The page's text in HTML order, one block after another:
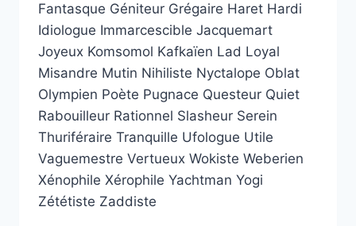
Fantasque Géniteur Grégaire Haret Hardi
Idiologue Immarcescible Jacquemart
Joyeux Komsomol Kafkaïen Lad Loyal
Misandre Mutin Nihiliste Nyctalope Oblat
Olympien Poète Pugnace Questeur Quiet
Rabouilleur Rationnel Slasheur Serein
Thuriféraire Tranquille Ufologue Utile
Vaguemestre Vertueux Wokiste Weberien
Xénophile Xérophile Yachtman Yogi
Zététiste Zaddiste